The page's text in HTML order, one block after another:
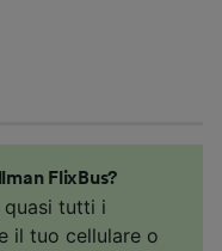
FlixBus?
quasi tutti i
il tuo cellulare o